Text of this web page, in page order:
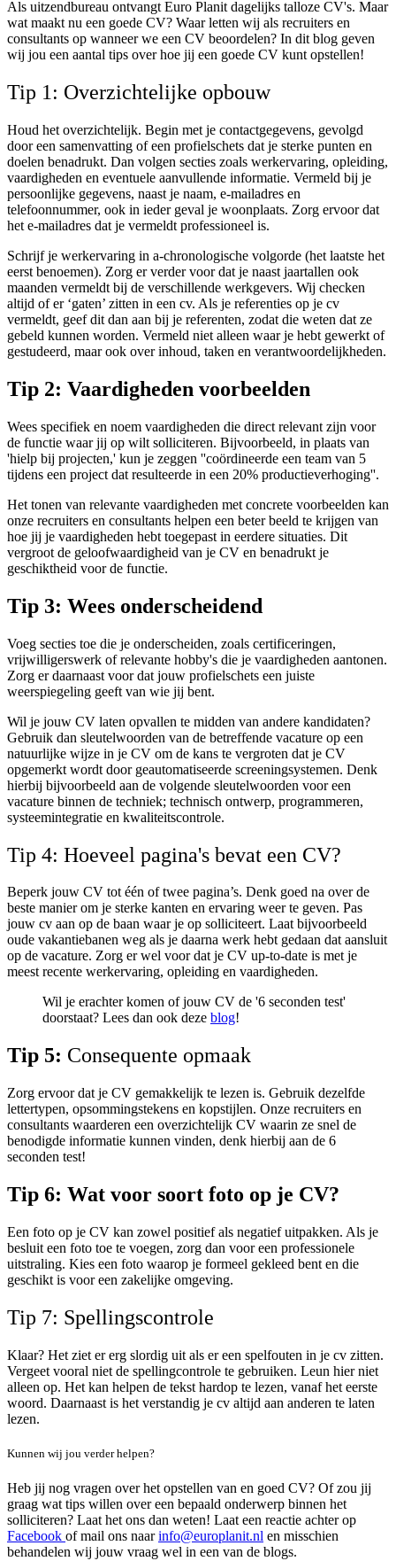
Als uitzendbureau ontvangt Euro Planit dagelijks talloze CV's. Maar
wat maakt nu een goede CV? Waar letten wij als recruiters en
consultants op wanneer we een CV beoordelen? In dit blog geven
wij jou een aantal tips over hoe jij een goede CV kunt opstellen!
Tip 1: Overzichtelijke opbouw
Houd het overzichtelijk. Begin met je contactgegevens, gevolgd
door een samenvatting of een profielschets dat je sterke punten en
doelen benadrukt. Dan volgen secties zoals werkervaring, opleiding,
vaardigheden en eventuele aanvullende informatie. Vermeld bij je
persoonlijke gegevens, naast je naam, e-mailadres en
telefoonnummer, ook in ieder geval je woonplaats. Zorg ervoor dat
het e-mailadres dat je vermeldt professioneel is.
Schrijf je werkervaring in a-chronologische volgorde (het laatste het
eerst benoemen). Zorg er verder voor dat je naast jaartallen ook
maanden vermeldt bij de verschillende werkgevers. Wij checken
altijd of er ‘gaten’ zitten in een cv. Als je referenties op je cv
vermeldt, geef dit dan aan bij je referenten, zodat die weten dat ze
gebeld kunnen worden. Vermeld niet alleen waar je hebt gewerkt of
gestudeerd, maar ook over inhoud, taken en verantwoordelijkheden.
Tip 2: Vaardigheden voorbeelden
Wees specifiek en noem vaardigheden die direct relevant zijn voor
de functie waar jij op wilt solliciteren. Bijvoorbeeld, in plaats van
'hielp bij projecten,' kun je zeggen ''coördineerde een team van 5
tijdens een project dat resulteerde in een 20% productieverhoging''.
Het tonen van relevante vaardigheden met concrete voorbeelden kan
onze recruiters en consultants helpen een beter beeld te krijgen van
hoe jij je vaardigheden hebt toegepast in eerdere situaties. Dit
vergroot de geloofwaardigheid van je CV en benadrukt je
geschiktheid voor de functie.
Tip 3: Wees onderscheidend
Voeg secties toe die je onderscheiden, zoals certificeringen,
vrijwilligerswerk of relevante hobby's die je vaardigheden aantonen.
Zorg er daarnaast voor dat jouw profielschets een juiste
weerspiegeling geeft van wie jij bent.
Wil je jouw CV laten opvallen te midden van andere kandidaten?
Gebruik dan sleutelwoorden van de betreffende vacature op een
natuurlijke wijze in je CV om de kans te vergroten dat je CV
opgemerkt wordt door geautomatiseerde screeningsystemen. Denk
hierbij bijvoorbeeld aan de volgende sleutelwoorden voor een
vacature binnen de techniek; technisch ontwerp, programmeren,
systeemintegratie en kwaliteitscontrole.
Tip 4: Hoeveel pagina's bevat een CV?
Beperk jouw CV tot één of twee pagina’s. Denk goed na over de
beste manier om je sterke kanten en ervaring weer te geven. Pas
jouw cv aan op de baan waar je op solliciteert. Laat bijvoorbeeld
oude vakantiebanen weg als je daarna werk hebt gedaan dat aansluit
op de vacature. Zorg er wel voor dat je CV up-to-date is met je
meest recente werkervaring, opleiding en vaardigheden.
Wil je erachter komen of jouw CV de '6 seconden test'
doorstaat? Lees dan ook deze blog!
Tip 5: Consequente opmaak
Zorg ervoor dat je CV gemakkelijk te lezen is. Gebruik dezelfde
lettertypen, opsommingstekens en kopstijlen. Onze recruiters en
consultants waarderen een overzichtelijk CV waarin ze snel de
benodigde informatie kunnen vinden, denk hierbij aan de 6
seconden test!
Tip 6: Wat voor soort foto op je CV?
Een foto op je CV kan zowel positief als negatief uitpakken. Als je
besluit een foto toe te voegen, zorg dan voor een professionele
uitstraling. Kies een foto waarop je formeel gekleed bent en die
geschikt is voor een zakelijke omgeving.
Tip 7: Spellingscontrole
Klaar? Het ziet er erg slordig uit als er een spelfouten in je cv zitten.
Vergeet vooral niet de spellingcontrole te gebruiken. Leun hier niet
alleen op. Het kan helpen de tekst hardop te lezen, vanaf het eerste
woord. Daarnaast is het verstandig je cv altijd aan anderen te laten
lezen.
Kunnen wij jou verder helpen?
Heb jij nog vragen over het opstellen van en goed CV? Of zou jij
graag wat tips willen over een bepaald onderwerp binnen het
solliciteren? Laat het ons dan weten! Laat een reactie achter op
Facebook of mail ons naarinfo@europlanit.nl en misschien
behandelen wij jouw vraag wel in een van de blogs.